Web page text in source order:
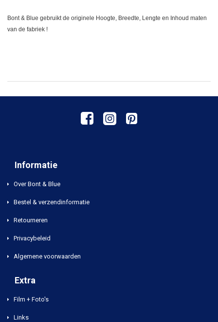
Bont & Blue gebruikt de originele Hoogte, Breedte, Lengte en Inhoud maten
van de fabriek !
Informatie
Over Bont & Blue
Bestel & verzendinformatie
Retourneren
Privacybeleid
Algemene voorwaarden
Extra
Film + Foto's
Links